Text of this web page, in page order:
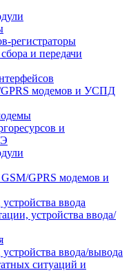
регистраторы
и передачи
модемов и УСПД
и
GPRS модемов и
ввода
устройства ввода/
ввода/вывода
ситуаций и